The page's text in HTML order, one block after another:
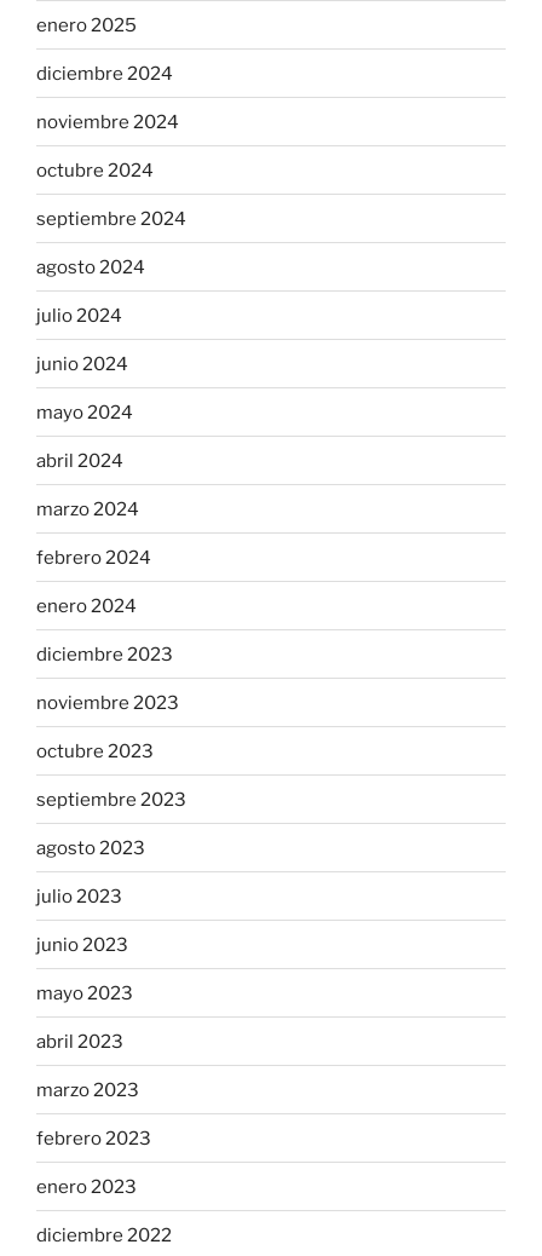
enero 2025
diciembre 2024
noviembre 2024
octubre 2024
septiembre 2024
agosto 2024
julio 2024
junio 2024
mayo 2024
abril 2024
marzo 2024
febrero 2024
enero 2024
diciembre 2023
noviembre 2023
octubre 2023
septiembre 2023
agosto 2023
julio 2023
junio 2023
mayo 2023
abril 2023
marzo 2023
febrero 2023
enero 2023
diciembre 2022